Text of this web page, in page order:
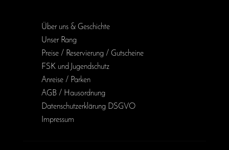
Über uns & Geschichte
Unser Rang
Preise / Reservierung / Gutscheine
FSK und Jugendschutz
Anreise / Parken
AGB / Haus­ordnung
Daten­schutz­erklärung DSGVO
Impressum